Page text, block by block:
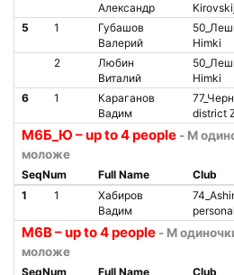
Александр
5 1
Губашов
Валерий
Himki
2
Любин
Виталий
Himki
6 1
Караганов
Вадим
district
М6Б_Ю – up to 4 people - М
моложе
SeqNum Full Name Club
1
1
Хабиров
Вадим
personal
М6В – up to 4 people - М
моложе
SeqNum Full Name Club